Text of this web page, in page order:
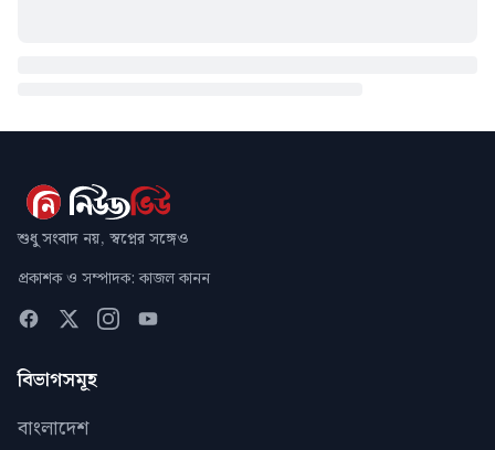
শুধু সংবাদ নয়, স্বপ্নের সঙ্গেও
প্রকাশক ও সম্পাদক: কাজল কানন
বিভাগসমূহ
বাংলাদেশ